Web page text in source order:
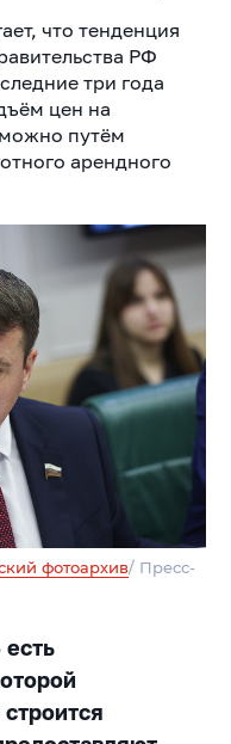
что тенденция
РФ
три года
цен на
путём
арендного
фотоархив/ Пресс-